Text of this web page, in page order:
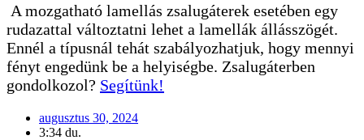
A mozgatható lamellás zsalugáterek esetében egy
rudazattal változtatni lehet a lamellák állásszögét.
Ennél a típusnál tehát szabályozhatjuk, hogy mennyi
fényt engedünk be a helyiségbe. Zsalugáterben
gondolkozol? Segítünk!
augusztus 30, 2024
3:34 du.